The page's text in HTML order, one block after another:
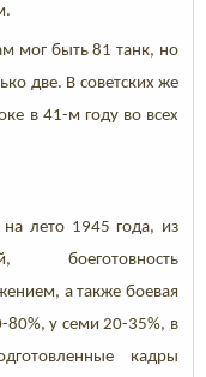
мог быть 81 танк, но
две. В советских же
в 41-м году во всех
лето 1945 года, из
боеготовность
а также боевая
80%, у семи 20-35%, в
кадры